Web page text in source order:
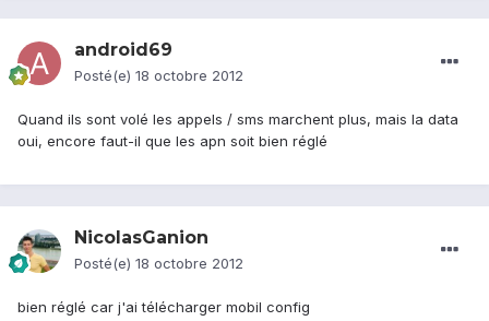
android69
Posté(e) 18 octobre 2012
Quand ils sont volé les appels / sms marchent plus, mais la data
oui, encore faut-il que les apn soit bien réglé
NicolasGanion
Posté(e) 18 octobre 2012
bien réglé car j'ai télécharger mobil config